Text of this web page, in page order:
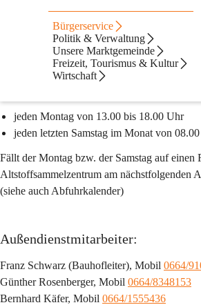
Bürgerservice
Politik & Verwaltung
Unsere Marktgemeinde
Freizeit, Tourismus & Kultur
Wirtschaft
m und Bauhof
ASZ und Bauhof Ilz
jeden Montag von 13.00 bis 18.00 Uhr
jeden letzten Samstag im Monat von
Fällt der Montag bzw. der Samstag auf einen
Altstoffsammelzentrum am nächstfolgenden
(siehe auch Abfuhrkalender)
Außendienstmitarbeiter:
Franz Schwarz (Bauhofleiter), Mobil 0664/
Günther Rosenberger, Mobil 0664/8348153
Bernhard Käfer, Mobil 0664/1555436